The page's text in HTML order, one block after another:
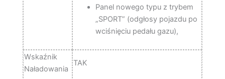
Panel nowego typu z trybem
„SPORT” (odgłosy pojazdu po
wciśnięciu pedału gazu),
Wskaźnik
Naładowania
TAK